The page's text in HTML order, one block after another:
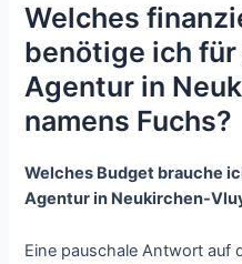
Welches
benötige ich für
Agentur in
namens Fuchs?
Welches Budget brauche
Agentur in Neukirchen-
Eine pauschale Antwort auf